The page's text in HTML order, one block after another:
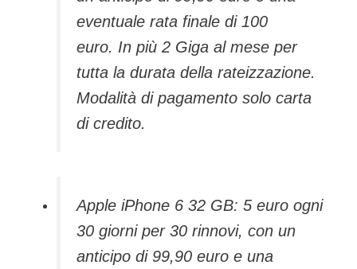
eventuale rata finale di 100
euro. In più 2 Giga al mese per
tutta la durata della rateizzazione.
Modalità di pagamento solo carta
di credito.
Apple iPhone 6 32 GB: 5 euro ogni
30 giorni per 30 rinnovi, con un
anticipo di 99,90 euro e una